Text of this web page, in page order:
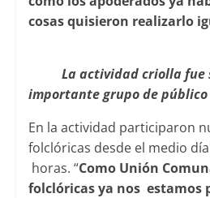
cosas quisieron realizarlo
La actividad criolla fue
importante grupo de
En la actividad participaron
folclóricas desde el medio
horas. “Como Unión
folclóricas ya nos estamos